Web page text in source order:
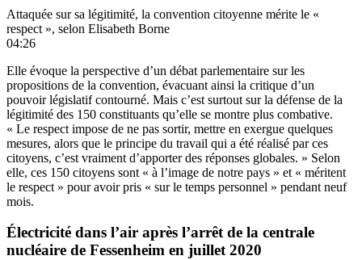
Attaquée sur sa légitimité, la convention citoyenne mérite le «
respect », selon Elisabeth Borne
04:26
Elle évoque la perspective d’un débat parlementaire sur les
propositions de la convention, évacuant ainsi la critique d’un
pouvoir législatif contourné. Mais c’est surtout sur la défense de la
légitimité des 150 constituants qu’elle se montre plus combative.
« Le respect impose de ne pas sortir, mettre en exergue quelques
mesures, alors que le principe du travail qui a été réalisé par ces
citoyens, c’est vraiment d’apporter des réponses globales. » Selon
elle, ces 150 citoyens sont « à l’image de notre pays » et « méritent
le respect » pour avoir pris « sur le temps personnel » pendant neuf
mois.
Électricité dans l’air après l’arrêt de la centrale
nucléaire de Fessenheim en juillet 2020